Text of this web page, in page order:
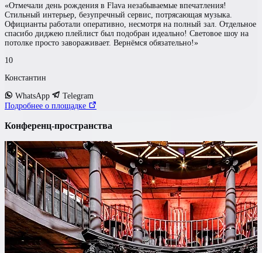
«Отмечали день рождения в Flava незабываемые впечатления!
Стильный интерьер, безупречный сервис, потрясающая музыка.
Официанты работали оперативно, несмотря на полный зал. Отдельное
спасибо диджею плейлист был подобран идеально! Световое шоу на
потолке просто завораживает. Вернёмся обязательно!»
10
Константин
WhatsApp
Telegram
Подробнее о площадке
Конференц-пространства